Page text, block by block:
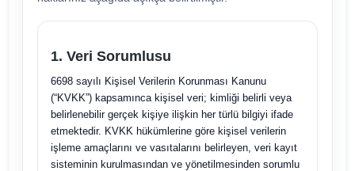
1. Veri Sorumlusu
6698 sayılı Kişisel Verilerin Korunması Kanunu
(“KVKK”) kapsamınca kişisel veri; kimliği belirli veya
belirlenebilir gerçek kişiye ilişkin her türlü bilgiyi ifade
etmektedir. KVKK hükümlerine göre kişisel verilerin
işleme amaçlarını ve vasıtalarını belirleyen, veri kayıt
sisteminin kurulmasından ve yönetilmesinden sorumlu